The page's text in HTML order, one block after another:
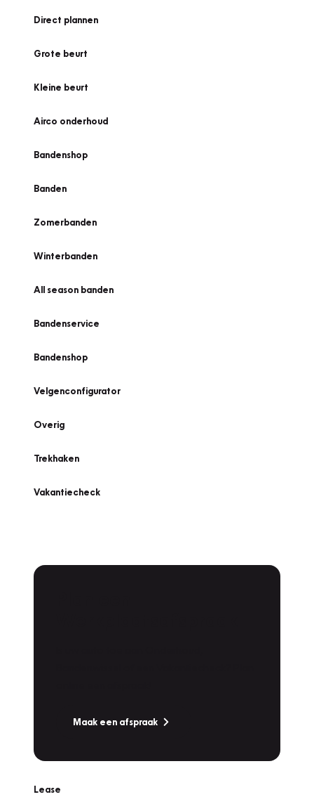
Direct plannen
Grote beurt
Kleine beurt
Airco onderhoud
Bandenshop
Banden
Zomerbanden
Winterbanden
All season banden
Bandenservice
Bandenshop
Velgenconfigurator
Overig
Trekhaken
Vakantiecheck
Maak een afspraak
Lease